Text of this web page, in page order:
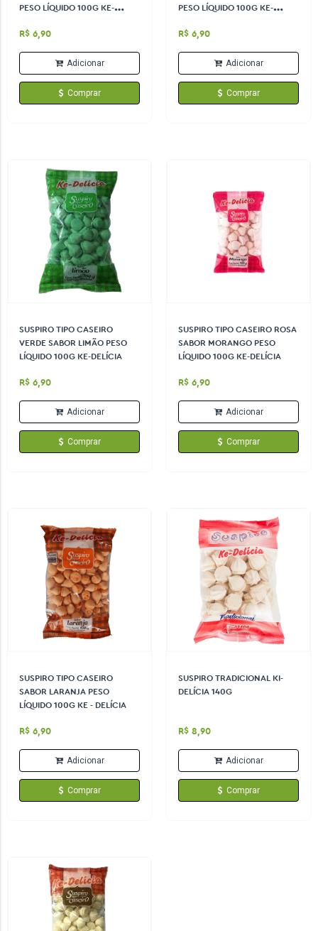
PESO LÍQUIDO 100G KE-
R$ 6,90
Adicionar
Comprar
PESO LÍQUIDO 100G KE-
R$ 6,90
Adicionar
Comprar
SUSPIRO TIPO CASEIRO
VERDE SABOR LIMÃO PESO
LÍQUIDO 100G KE-DELÍCIA
R$ 6,90
Adicionar
Comprar
SUSPIRO TIPO CASEIRO ROSA
SABOR MORANGO PESO
LÍQUIDO 100G KE-DELÍCIA
R$ 6,90
Adicionar
Comprar
SUSPIRO TIPO CASEIRO
SABOR LARANJA PESO
LÍQUIDO 100G KE - DELÍCIA
R$ 6,90
Adicionar
Comprar
SUSPIRO TRADICIONAL KI-
DELÍCIA 140G
R$ 8,90
Adicionar
Comprar